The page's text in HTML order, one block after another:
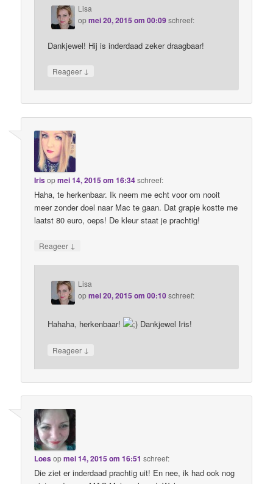
Lisa
opmei 20, 2015 om 00:09schreef:
Dankjewel! Hij is inderdaad zeker draagbaar!
Reageer ↓
Irisopmei 14, 2015 om 16:34schreef:
Haha, te herkenbaar. Ik neem me echt voor om nooit
meer zonder doel naar Mac te gaan. Dat grapje kostte me
laatst 80 euro, oeps! De kleur staat je prachtig!
Reageer ↓
Lisa
opmei 20, 2015 om 00:10schreef:
Hahaha, herkenbaar! Dankjewel Iris!
Reageer ↓
Loesopmei 14, 2015 om 16:51 schreef:
Die ziet er inderdaad prachtig uit! En nee, ik had ook nog